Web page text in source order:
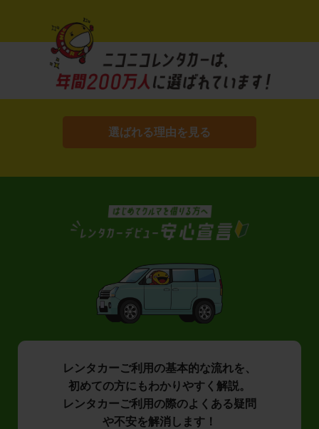
選ばれる理由を見る
レンタカーご利用の基本的な流れを、
初めての方にもわかりやすく解説。
レンタカーご利用の際のよくある疑問
や不安を解消します！